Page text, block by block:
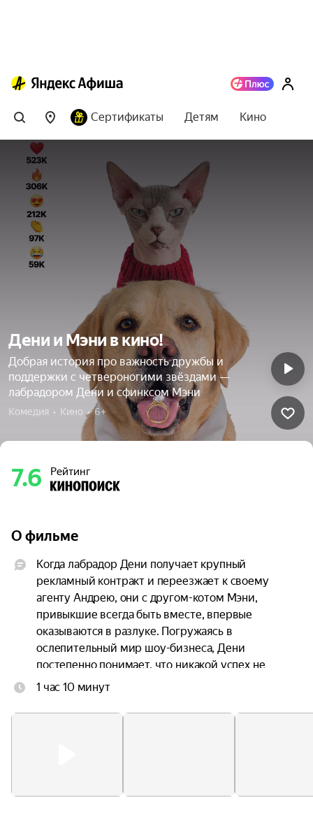
Сертификаты Детям Кино
Дени и Мэни в кино!
Добрая история про важность дружбы и
поддержки с четвероногими звёздами —
лабрадором Дени и сфинксом Мэни
Комедия  •  Кино  •  6+
7.6 Рейтинг
О фильме
Когда лабрадор Дени получает крупный
рекламный контракт и переезжает к своему
агенту Андрею, они с другом-котом Мэни,
привыкшие всегда быть вместе, впервые
оказываются в разлуке. Погружаясь в
ослепительный мир шоу-бизнеса, Дени
постепенно понимает, что никакой успех не
способен заменить семью, а искренность ценнее
переживает кризис в отношениях с невестой, и
1 час 10 минут